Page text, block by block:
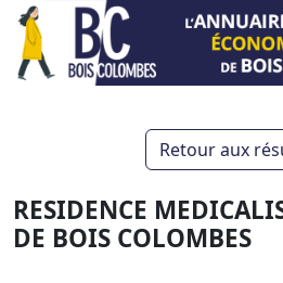
Retour aux
RESIDENCE
DE BOIS COLOMBES